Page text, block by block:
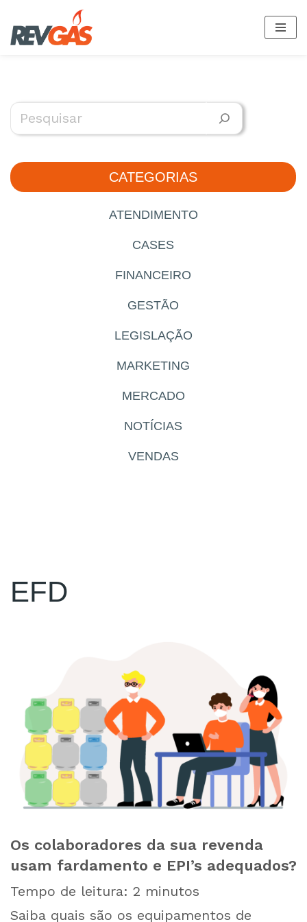
Pular
CATEGORIAS
ATENDIMENTO
CASES
FINANCEIRO
GESTÃO
LEGISLAÇÃO
MARKETING
MERCADO
NOTÍCIAS
VENDAS
EFD
Os colaboradores da sua revenda
usam fardamento e EPI’s adequados?
Tempo de leitura: 2 minutos
Saiba quais são os equipamentos de